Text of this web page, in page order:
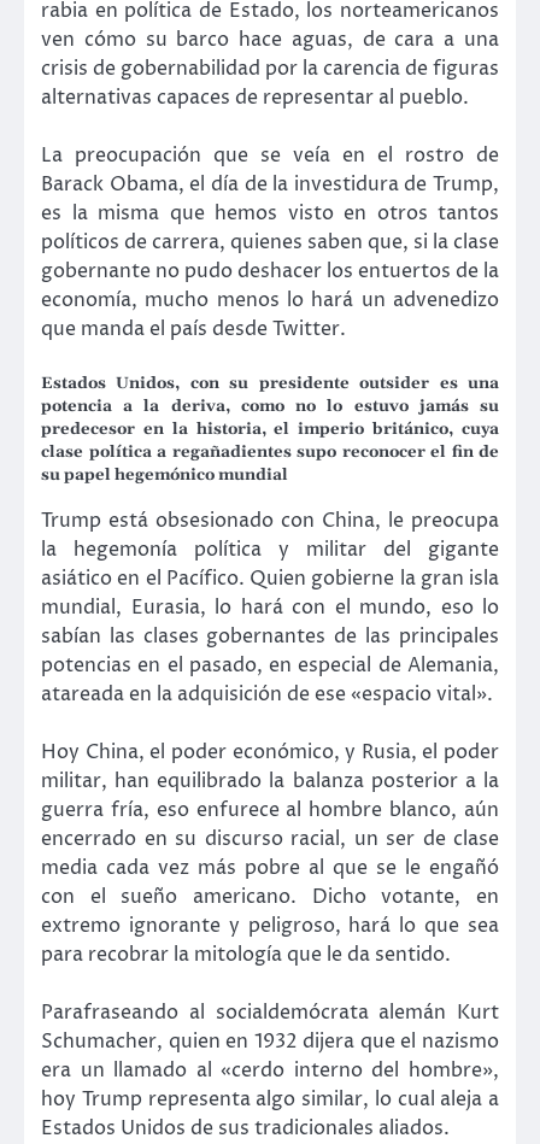
rabia en política de Estado, los norteamericanos
ven cómo su barco hace aguas, de cara a una
crisis de gobernabilidad por la carencia de figuras
alternativas capaces de representar al pueblo.
La preocupación que se veía en el rostro de
Barack Obama, el día de la investidura de Trump,
es la misma que hemos visto en otros tantos
políticos de carrera, quienes saben que, si la clase
gobernante no pudo deshacer los entuertos de la
economía, mucho menos lo hará un advenedizo
que manda el país desde Twitter.
Estados Unidos, con su presidente outsider es una
potencia a la deriva, como no lo estuvo jamás su
predecesor en la historia, el imperio británico, cuya
clase política a regañadientes supo reconocer el fin de
su papel hegemónico mundial
Trump está obsesionado con China, le preocupa
la hegemonía política y militar del gigante
asiático en el Pacífico. Quien gobierne la gran isla
mundial, Eurasia, lo hará con el mundo, eso lo
sabían las clases gobernantes de las principales
potencias en el pasado, en especial de Alemania,
atareada en la adquisición de ese «espacio vital».
Hoy China, el poder económico, y Rusia, el poder
militar, han equilibrado la balanza posterior a la
guerra fría, eso enfurece al hombre blanco, aún
encerrado en su discurso racial, un ser de clase
media cada vez más pobre al que se le engañó
con el sueño americano. Dicho votante, en
extremo ignorante y peligroso, hará lo que sea
para recobrar la mitología que le da sentido.
Parafraseando al socialdemócrata alemán Kurt
Schumacher, quien en 1932 dijera que el nazismo
era un llamado al «cerdo interno del hombre»,
hoy Trump representa algo similar, lo cual aleja a
Estados Unidos de sus tradicionales aliados.